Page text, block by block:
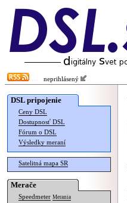
neprihlásený
DSL pripojenie
Ceny DSL
Dostupnosť DSL
Fórum o DSL
Výsledky meraní
Satelitná mapa SR
Merače
Speedmeter Merania